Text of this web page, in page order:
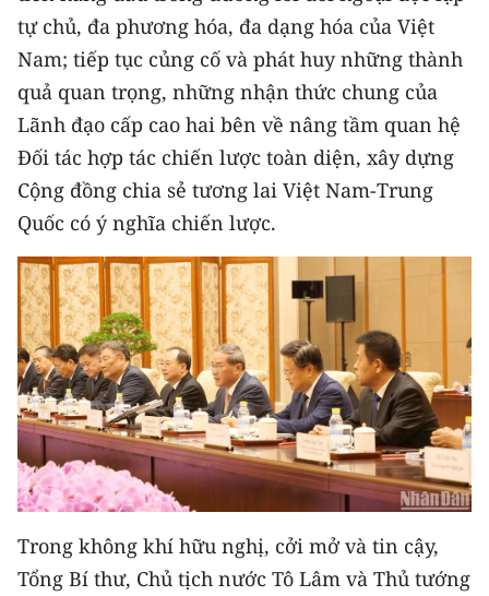
Đồng bằng sông Cửu Long
Chuyên trang Hà Nội
Chuyên trang TP. Hồ Chí Minh
CHUYÊN ĐỀ
CÁC CHUYÊN TRANG
VỀ BÁO NHÂN DÂN
THỜI NAY
NHÂN DÂN CUỐI TUẦN
NHÂN DÂN HẰNG THÁNG
MUA BÁO
ĐỌC BÁO IN
tự chủ, đa phương hóa, đa dạng hóa của Việt
Nam; tiếp tục củng cố và phát huy những thành
quả quan trọng, những nhận thức chung của
Lãnh đạo cấp cao hai bên về nâng tầm quan hệ
Đối tác hợp tác chiến lược toàn diện, xây dựng
Cộng đồng chia sẻ tương lai Việt Nam-Trung
Quốc có ý nghĩa chiến lược.
Trong không khí hữu nghị, cởi mở và tin cậy,
Tổng Bí thư, Chủ tịch nước Tô Lâm và Thủ tướng